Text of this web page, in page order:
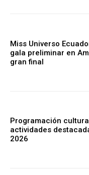
Miss Universo
gala preliminar en
gran final
Programación
actividades
2026